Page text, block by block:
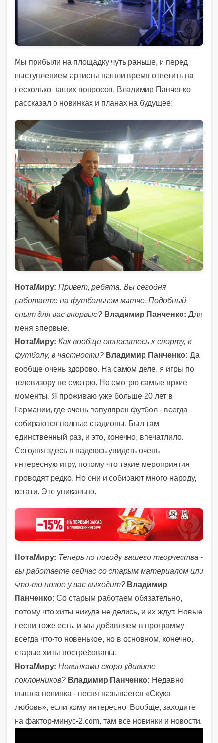
Мы прибыли на площадку чуть раньше, и перед
выступлением артисты нашли время ответить на
несколько наших вопросов. Владимир Панченко
рассказал о новинках и планах на будущее:
НотаМиру: Привет, ребята. Вы сегодня
работаете на футбольном матче. Подобный
опыт для вас впервые? Владимир Панченко: Для
меня впервые.
НотаМиру: Как вообще относитесь к спорту, к
футболу, в частности? Владимир Панченко: Да
вообще очень здорово. На самом деле, я игры по
телевизору не смотрю. Но смотрю самые яркие
моменты. Я проживаю уже больше 20 лет в
Германии, где очень популярен футбол - всегда
собираются полные стадионы. Был там
единственный раз, и это, конечно, впечатлило.
Сегодня здесь я надеюсь увидеть очень
интересную игру, потому что такие мероприятия
проводят редко. Но они и собирают много народу,
кстати. Это уникально.
НотаМиру: Теперь по поводу вашего творчества -
вы работаете сейчас со старым материалом или
что-то новое у вас выходит? Владимир
Панченко: Со старым работаем обязательно,
потому что хиты никуда не делись, и их ждут. Новые
песни тоже есть, и мы добавляем в программу
всегда что-то новенькое, но в основном, конечно,
старые хиты востребованы.
НотаМиру: Новинками скоро удивите
поклонников? Владимир Панченко: Недавно
вышла новинка - песня называется «Скука
любовь», если кому интересно. Вообще, заходите
на фактор-минус-2.com, там все новинки и новости.